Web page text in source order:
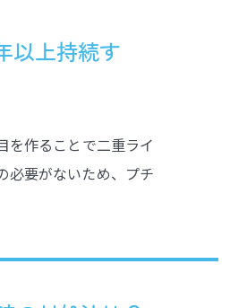
以上持続す
を作ることで二重ライ
必要がないため、プチ